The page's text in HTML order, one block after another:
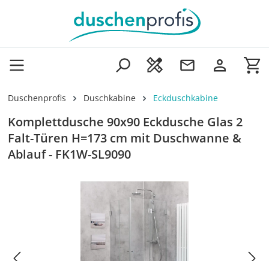
Zum Hauptinhalt springen
Duschenprofis Duschkabine Eckduschkabine
Komplettdusche 90x90 Eckdusche Glas 2
Falt-Türen H=173 cm mit Duschwanne &
Ablauf - FK1W-SL9090